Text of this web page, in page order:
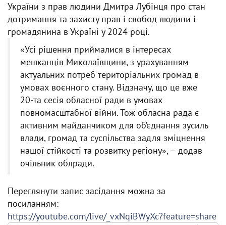
України з прав людини Дмитра Лубінця про стан
дотримання та захисту прав і свобод людини і
громадянина в Україні у 2024 році.
«Усі рішення приймалися в інтересах
мешканців Миколаївщини, з урахуванням
актуальних потреб територіальних громад в
умовах воєнного стану. Відзначу, що це вже
20-та сесія обласної ради в умовах
повномасштабної війни. Тож обласна рада є
активним майданчиком для об’єднання зусиль
влади, громад та суспільства задля зміцнення
нашої стійкості та розвитку регіону», – додав
очільник облради.
Переглянути запис засідання можна за
посиланням:
https://youtube.com/live/_vxNqiBWyXc?feature=share